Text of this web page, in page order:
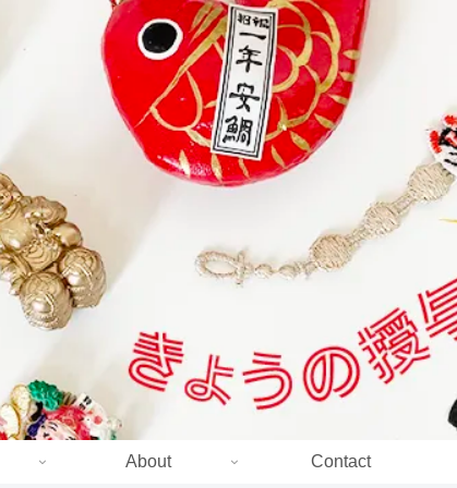
About Contact